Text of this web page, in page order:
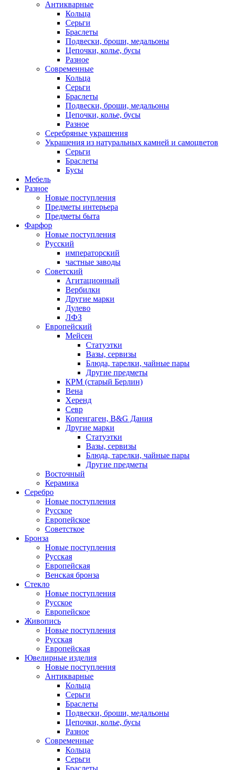
Антикварные
Кольца
Серьги
Браслеты
Подвески, броши, медальоны
Цепочки, колье, бусы
Разное
Современные
Кольца
Серьги
Браслеты
Подвески, броши, медальоны
Цепочки, колье, бусы
Разное
Серебряные украшения
Украшения из натуральных камней и самоцветов
Серьги
Браслеты
Бусы
Мебель
Разное
Новые поступления
Предметы интерьера
Предметы быта
Фарфор
Новые поступления
Русский
императорский
частные заводы
Советский
Агитационный
Вербилки
Другие марки
Дулево
ЛФЗ
Европейский
Мейсен
Статуэтки
Вазы, сервизы
Блюда, тарелки, чайные пары
Другие предметы
КРМ (старый Берлин)
Вена
Херенд
Севр
Копенгаген, B&G Дания
Другие марки
Статуэтки
Вазы, сервизы
Блюда, тарелки, чайные пары
Другие предметы
Восточный
Керамика
Серебро
Новые поступления
Русское
Европейское
Советсткое
Бронза
Новые поступления
Русская
Европейская
Венская бронза
Стекло
Новые поступления
Русское
Европейское
Живопись
Новые поступления
Русская
Европейская
Ювелирные изделия
Новые поступления
Антикварные
Кольца
Серьги
Браслеты
Подвески, броши, медальоны
Цепочки, колье, бусы
Разное
Современные
Кольца
Серьги